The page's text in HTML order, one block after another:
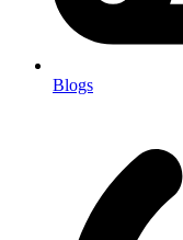
Blogs